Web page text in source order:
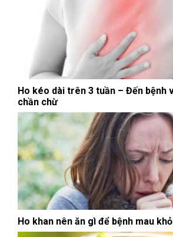
Ho kéo dài trên 3 tuần – Đến bệnh
chần chừ
Ho khan nên ăn gì để bệnh mau